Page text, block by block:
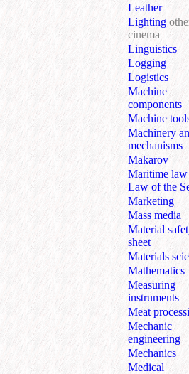
Leather
Lighting
cinema
Linguistics
Logging
Logistics
Machine
components
Machine
Machinery
mechanisms
Makarov
Maritime
Law of the
Marketing
Mass media
Material
sheet
Materials
Mathematics
Measuring
instruments
Meat
Mechanic
engineering
Mechanics
Medical